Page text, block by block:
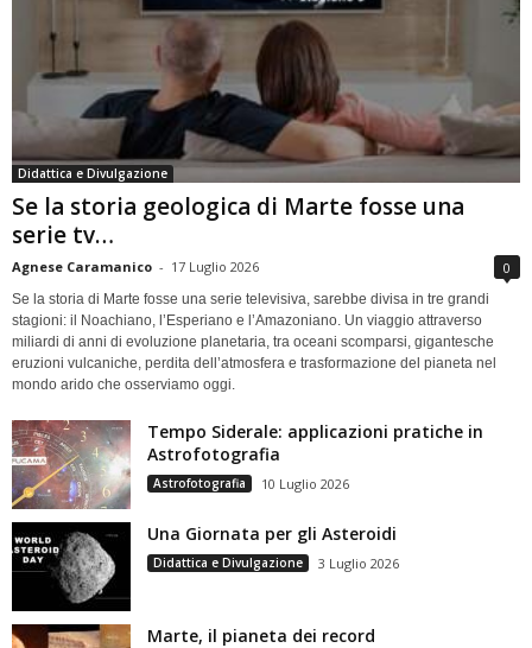
Didattica e Divulgazione
Se la storia geologica di Marte fosse una
serie tv…
Agnese Caramanico - 17 Luglio 2026 0
Se la storia di Marte fosse una serie televisiva, sarebbe divisa in tre grandi
stagioni: il Noachiano, l’Esperiano e l’Amazoniano. Un viaggio attraverso
miliardi di anni di evoluzione planetaria, tra oceani scomparsi, gigantesche
eruzioni vulcaniche, perdita dell’atmosfera e trasformazione del pianeta nel
mondo arido che osserviamo oggi.
Tempo Siderale: applicazioni pratiche in
Astrofotografia
Astrofotografia 10 Luglio 2026
Una Giornata per gli Asteroidi
Didattica e Divulgazione 3 Luglio 2026
Marte, il pianeta dei record